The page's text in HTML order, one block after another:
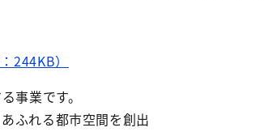
244KB）
事業です。
ふれる都市空間を創出